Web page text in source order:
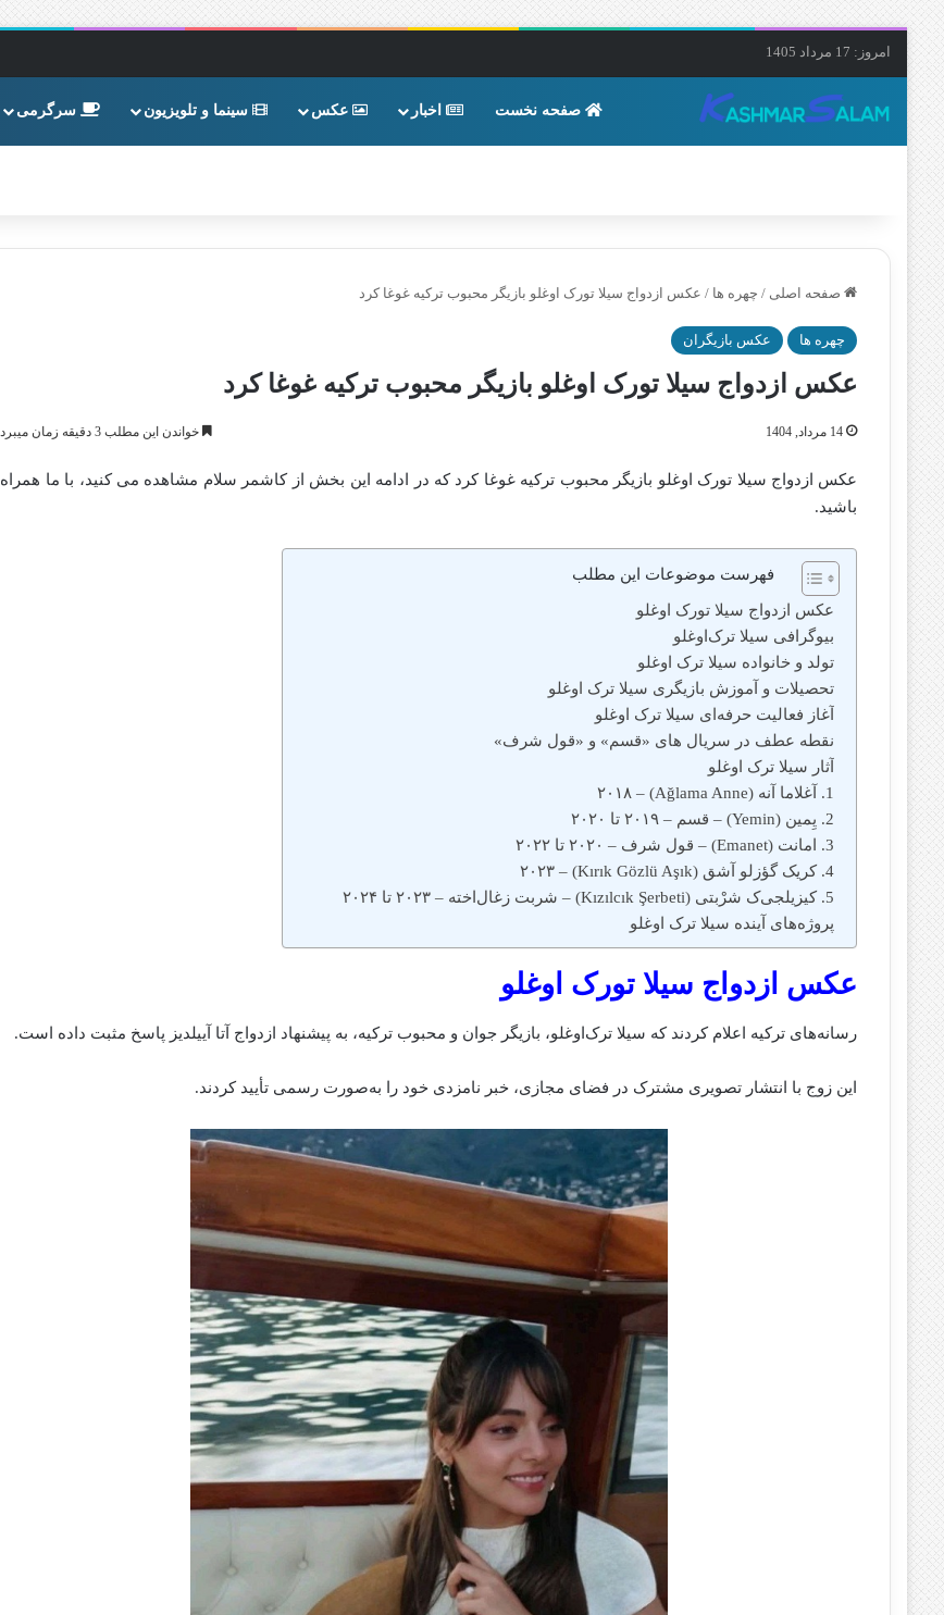
امروز: 17 مرداد 1405
صفحه نخست اخبار عکس سینما و تلویزیون سرگرمی
صفحه اصلی / چهره ها / عکس ازدواج سیلا تورک اوغلو بازیگر محبوب ترکیه غوغا کرد
چهره ها عکس بازیگران
عکس ازدواج سیلا تورک اوغلو بازیگر محبوب ترکیه غوغا کرد
14 مرداد, 1404 خواندن این مطلب 3 دقیقه زمان میبرد
عکس ازدواج سیلا تورک اوغلو بازیگر محبوب ترکیه غوغا کرد که در ادامه این بخش از کاشمر سلام مشاهده می کنید، با ما همراه
باشید.
فهرست موضوعات این مطلب
عکس ازدواج سیلا تورک اوغلو
بیوگرافی سیلا ترک‌اوغلو
تولد و خانواده سیلا ترک‌ اوغلو
تحصیلات و آموزش بازیگری سیلا ترک‌ اوغلو
آغاز فعالیت حرفه‌ای سیلا ترک‌ اوغلو
نقطه عطف در سریال‌ های «قسم» و «قول شرف»
آثار سیلا ترک‌ اوغلو
1. آغلاما آنه (Ağlama Anne) – ۲۰۱۸
2. یِمین (Yemin) – قسم – ۲۰۱۹ تا ۲۰۲۰
3. امانت (Emanet) – قول شرف – ۲۰۲۰ تا ۲۰۲۲
4. کریک گؤزلو آشق (Kırık Gözlü Aşık) – ۲۰۲۳
5. کیزیلجی‌ک شرْبتی (Kızılcık Şerbeti) – شربت زغال‌اخته – ۲۰۲۳ تا ۲۰۲۴
پروژه‌های آینده سیلا ترک‌ اوغلو
عکس ازدواج سیلا تورک اوغلو
رسانه‌های ترکیه اعلام کردند که سیلا ترک‌اوغلو، بازیگر جوان و محبوب ترکیه، به پیشنهاد ازدواج آتا آییلدیز پاسخ مثبت داده است.
این زوج با انتشار تصویری مشترک در فضای مجازی، خبر نامزدی خود را به‌صورت رسمی تأیید کردند.